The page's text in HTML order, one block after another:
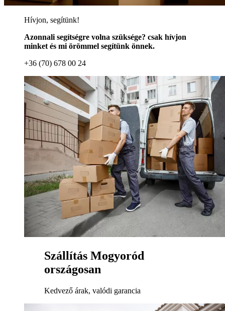
Hívjon, segítünk!
Azonnali segítségre volna szüksége? csak hívjon
minket és mi örömmel segítünk önnek.
+36 (70) 678 00 24
Szállítás Mogyoród
országosan
Kedvező árak, valódi garancia